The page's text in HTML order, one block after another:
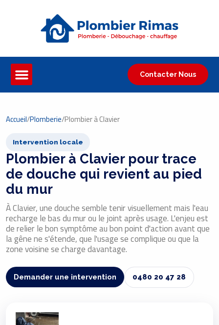
Contacter Nous
Accueil/Plomberie/Plombier à Clavier
Intervention locale
Plombier à Clavier pour trace
de douche qui revient au pied
du mur
À Clavier, une douche semble tenir visuellement mais l'eau
recharge le bas du mur ou le joint après usage. L'enjeu est
de relier le bon symptôme au bon point d'action avant que
la gêne ne s'étende, que l'usage se complique ou que la
zone voisine se charge davantage.
Demander une intervention 0480 20 47 28